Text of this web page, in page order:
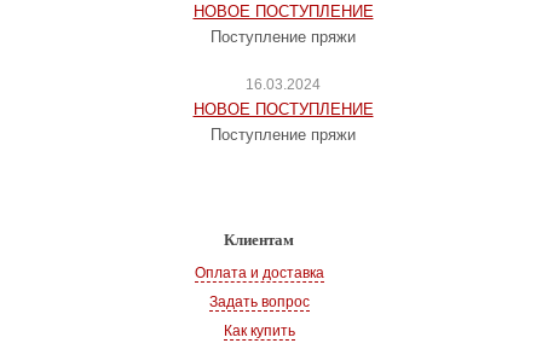
НОВОЕ ПОСТУПЛЕНИЕ
Поступление пряжи
16.03.2024
НОВОЕ ПОСТУПЛЕНИЕ
Поступление пряжи
Клиентам
Оплата и доставка
Задать вопрос
Как купить